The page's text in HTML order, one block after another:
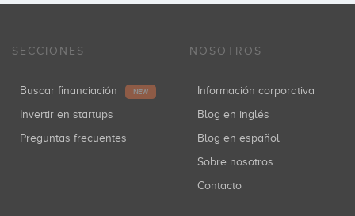
SECCIONES
Buscar financiación NEW
Invertir en startups
Preguntas frecuentes
NOSOTROS
Información corporativa
Blog en inglés
Blog en español
Sobre nosotros
Contacto